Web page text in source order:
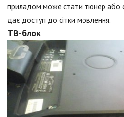
приладом може стати тюнер або
дає доступ до сітки мовлення.
ТВ-блок